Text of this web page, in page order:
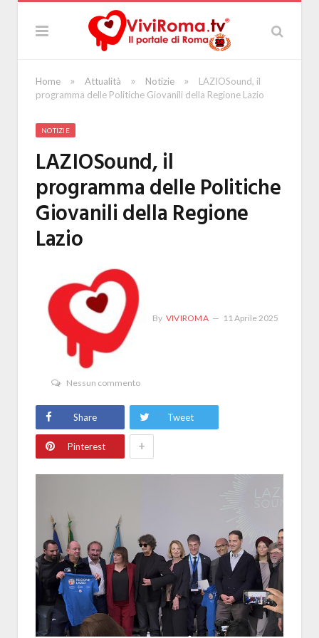
Home » Attualità » Notizie »
LAZIOSound, il
programma delle Politiche Giovanili della Regione Lazio
NOTIZIE
LAZIOSound, il
programma delle Politiche
Giovanili della Regione
Lazio
By VIVIROMA 11 Aprile 2025
Nessun commento
Share Tweet
Pinterest +